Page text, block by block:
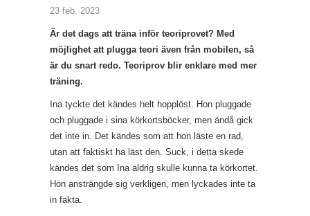
23 feb. 2023
Är det dags att träna inför teoriprovet? Med
möjlighet att plugga teori även från mobilen, så
är du snart redo. Teoriprov blir enklare med mer
träning.
Ina tyckte det kändes helt hopplöst. Hon pluggade
och pluggade i sina körkortsböcker, men ändå gick
det inte in. Det kändes som att hon läste en rad,
utan att faktiskt ha läst den. Suck, i detta skede
kändes det som Ina aldrig skulle kunna ta körkortet.
Hon ansträngde sig verkligen, men lyckades inte ta
in fakta.